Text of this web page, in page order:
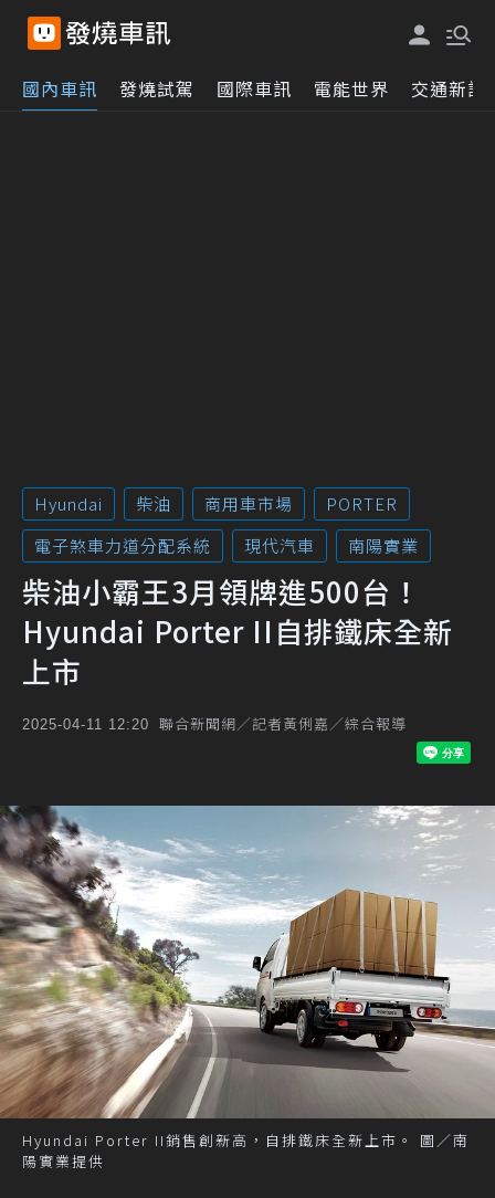
國內車訊 發燒試駕 國際車訊 電能世界 交通新訊
Hyundai 柴油 商用車市場
PORTER
電子煞車力道分配系統
現代汽車 南陽實業
柴油小霸王3月領牌進500台！
Hyundai Porter II自排鐵床全新
上市
2025-04-11 12:20 聯合新聞網／記者黃俐嘉／綜合報導
Hyundai Porter II銷售創新高，自排鐵床全新上市。 圖／南
陽實業提供